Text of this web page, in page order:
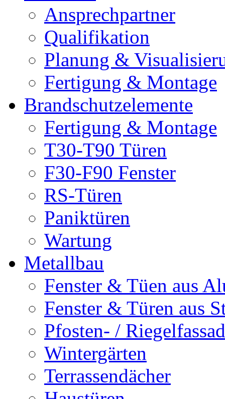
Ansprechpartner
Qualifikation
Planung &
Fertigung & Montage
Brandschutzelemente
Fertigung & Montage
T30-T90 Türen
F30-F90 Fenster
RS-Türen
Paniktüren
Wartung
Metallbau
Fenster & Tüen aus
Fenster & Türen aus
Pfosten- /
Wintergärten
Terrassendächer